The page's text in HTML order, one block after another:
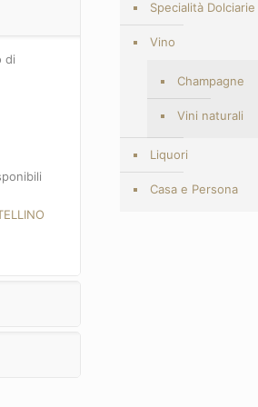
di
Specialità Dolciarie
Vino
Champagne
Vini naturali
Liquori
Casa e Persona